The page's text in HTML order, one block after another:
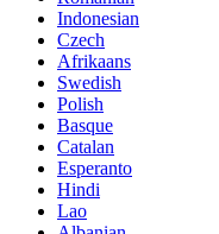
Indonesian
Czech
Afrikaans
Swedish
Polish
Basque
Catalan
Esperanto
Hindi
Lao